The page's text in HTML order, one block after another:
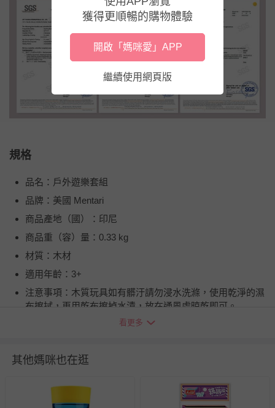
規格
品名：戶外遊樂套組
品牌：美國 Mentari
商品產地（國）：印尼
商品重（容）量：0.33 kg
材質：木材
適用年齡：3+
注意事項：木質玩具如有髒汙請勿浸水洗滌，使用乾淨的濕
布擦拭，再用乾布擦掉水漬，放在通風處晾乾即可。
BSMI商品檢驗標識字號：M3A918
您所購買的商品享有7天的鑑賞期／猶豫期權益，但此期間
包含完整包裝、配件、說明文件及贈品等。
看更多
其他媽咪也在逛
獲得更順暢的購物體驗
開啟「媽咪愛」APP
繼續使用網頁版